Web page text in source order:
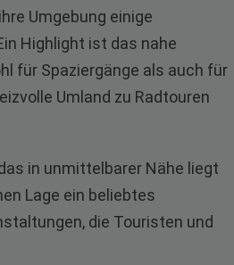
Umgebung einige
Highlight ist das nahe
für Spaziergänge als auch für
Umland zu Radtouren
in unmittelbarer Nähe liegt
Lage ein beliebtes
die Touristen und